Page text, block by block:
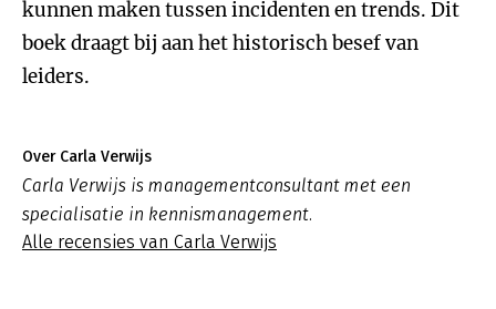
kunnen maken tussen incidenten en trends. Dit
boek draagt bij aan het historisch besef van
leiders.
Over Carla Verwijs
Carla Verwijs is managementconsultant met een
specialisatie in kennismanagement.
Alle recensies van Carla Verwijs